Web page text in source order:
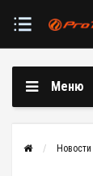
Меню
Новости